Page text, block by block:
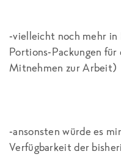
-vielleicht noch mehr in
Portions-Packungen
Mitnehmen zur Arbeit)
-ansonsten würde es
Verfügbarkeit der